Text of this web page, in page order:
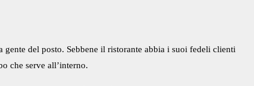
del posto. Sebbene il ristorante abbia i suoi fedeli clienti
che serve all’interno.